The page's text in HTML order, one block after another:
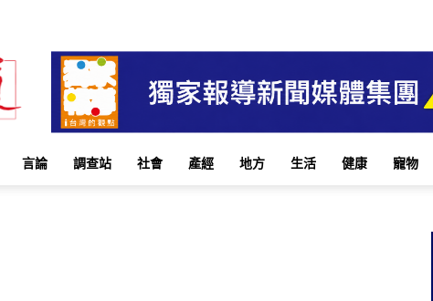
言論 調查站 社會 產經 地方 生活 健康 寵物